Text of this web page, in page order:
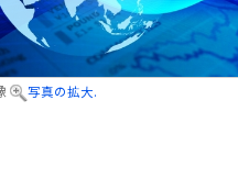
写真の拡大.